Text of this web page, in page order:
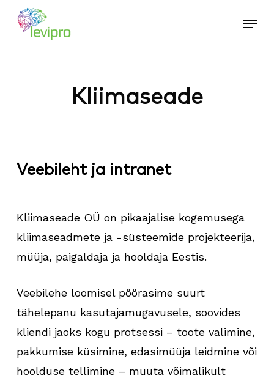
Skip
Menu
Kliimaseade
Veebileht ja intranet
Kliimaseade OÜ on pikaajalise kogemusega
kliimaseadmete ja -süsteemide projekteerija,
müüja, paigaldaja ja hooldaja Eestis.
Veebilehe loomisel pöörasime suurt
tähelepanu kasutajamugavusele, soovides
kliendi jaoks kogu protsessi – toote valimine,
pakkumise küsimine, edasimüüja leidmine või
hoolduse tellimine – muuta võimalikult